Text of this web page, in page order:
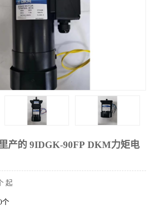
产的 9IDGK-90FP DKM力矩电
起
个
晟邦电机
东元电机